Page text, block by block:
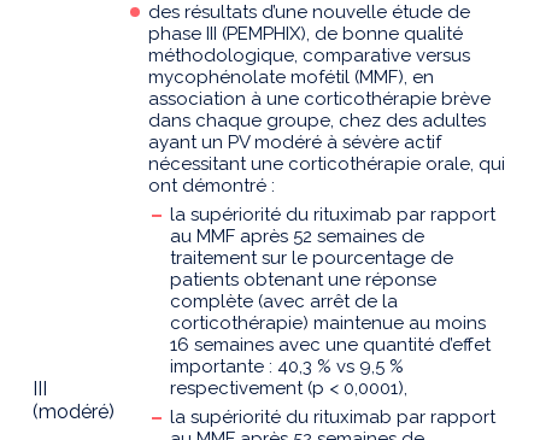
(modéré)
des résultats d’une nouvelle étude de
phase III (PEMPHIX), de bonne qualité
méthodologique, comparative versus
mycophénolate mofétil (MMF), en
association à une corticothérapie brève
dans chaque groupe, chez des adultes
ayant un PV modéré à sévère actif
nécessitant une corticothérapie orale, qui
ont démontré :
la supériorité du rituximab par rapport
au MMF après 52 semaines de
traitement sur le pourcentage de
patients obtenant une réponse
complète (avec arrêt de la
corticothérapie) maintenue au moins
16 semaines avec une quantité d’effet
importante : 40,3 % vs 9,5 %
respectivement (p < 0,0001),
la supériorité du rituximab par rapport